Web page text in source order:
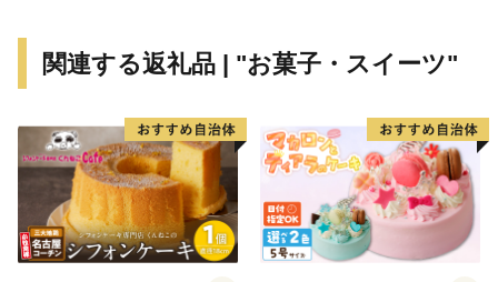
通により、那覇空港との時間距離が15分～20分と短く
業も盛んですが、特に卸売市場を整備し、水産物の国際
的物流拠点を目指しています。
このように糸満市は、平和と伝統と未来が交差する発
展の可能性を大きく秘めたまちです。糸満市でたくさん
関連する返礼品 | "お菓子・スイーツ"